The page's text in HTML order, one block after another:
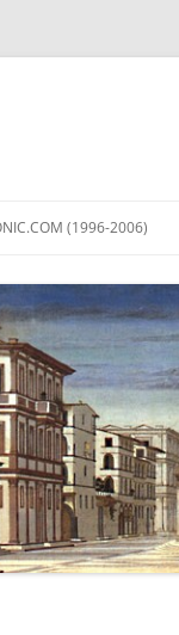
(1996-2006)